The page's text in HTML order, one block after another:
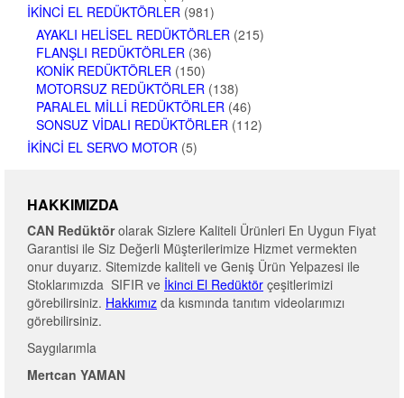
İKINCI EL REDÜKTÖRLER (981)
AYAKLI HELISEL REDÜKTÖRLER (215)
FLANŞLI REDÜKTÖRLER (36)
KONIK REDÜKTÖRLER (150)
MOTORSUZ REDÜKTÖRLER (138)
PARALEL MILLI REDÜKTÖRLER (46)
SONSUZ VIDALI REDÜKTÖRLER (112)
İKINCI EL SERVO MOTOR (5)
HAKKIMIZDA
CAN Redüktörolarak Sizlere Kaliteli Ürünleri En Uygun Fiyat
Garantisi ile Siz Değerli Müşterilerimize Hizmet vermekten
onur duyarız. Sitemizde kaliteli ve Geniş Ürün Yelpazesi ile
Stoklarımızda SIFIR ve İkinci El Redüktör çeşitlerimizi
görebilirsiniz. Hakkımız da kısmında tanıtım videolarımızı
görebilirsiniz.
Saygılarımla
Mertcan YAMAN